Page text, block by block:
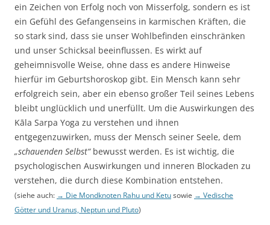
ein Zeichen von Erfolg noch von Misserfolg, sondern es ist
ein Gefühl des Gefangenseins in karmischen Kräften, die
so stark sind, dass sie unser Wohlbefinden einschränken
und unser Schicksal beeinflussen. Es wirkt auf
geheimnisvolle Weise, ohne dass es andere Hinweise
hierfür im Geburtshoroskop gibt. Ein Mensch kann sehr
erfolgreich sein, aber ein ebenso großer Teil seines Lebens
bleibt unglücklich und unerfüllt. Um die Auswirkungen des
Kāla Sarpa Yoga zu verstehen und ihnen
entgegenzuwirken, muss der Mensch seiner Seele, dem
„schauenden Selbst“bewusst werden. Es ist wichtig, die
psychologischen Auswirkungen und inneren Blockaden zu
verstehen, die durch diese Kombination entstehen.
(siehe auch: → Die Mondknoten Rahu und Ketu sowie → Vedische
Götter und Uranus, Neptun und Pluto)